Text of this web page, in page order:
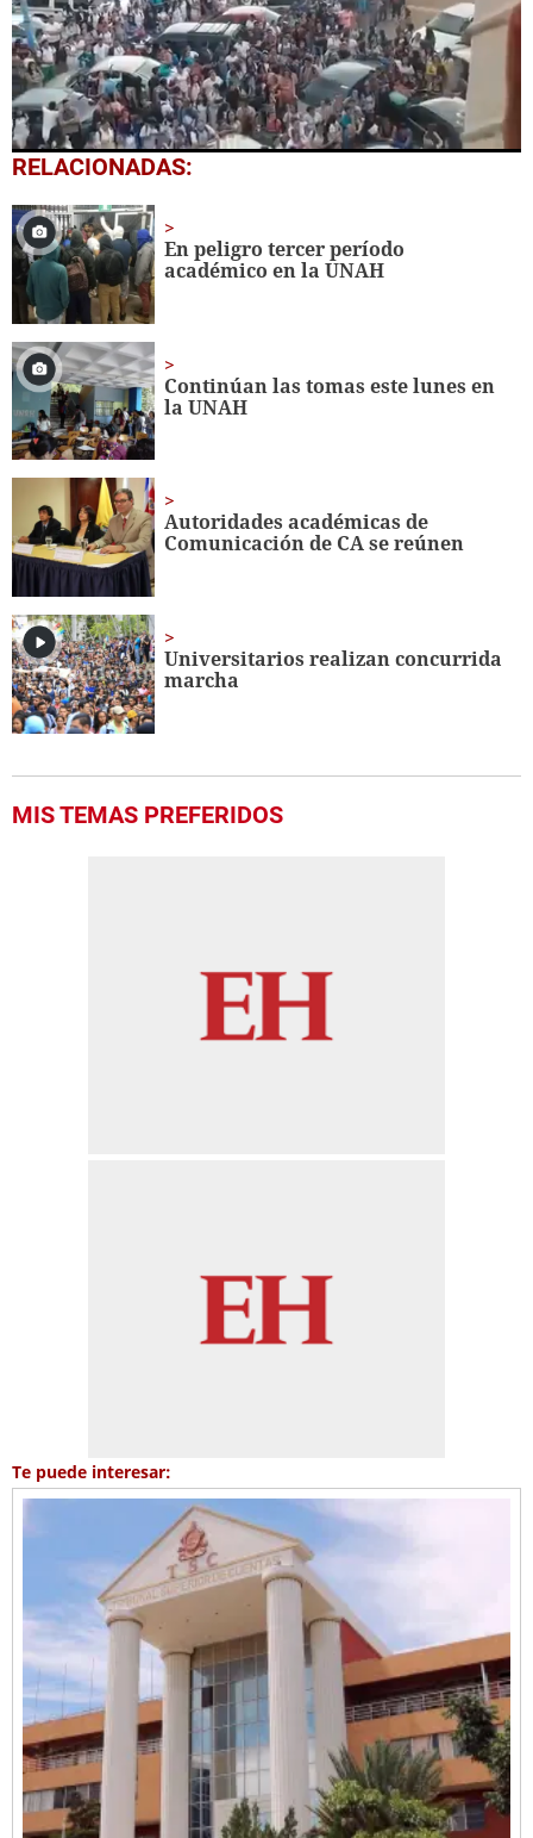
0
seconds
31
seconds
RELACIONADAS:
En peligro tercer período
académico en la UNAH
Continúan las tomas este lunes en
la UNAH
Autoridades académicas de
Comunicación de CA se reúnen
Universitarios realizan concurrida
marcha
MIS TEMAS PREFERIDOS
Te puede interesar: